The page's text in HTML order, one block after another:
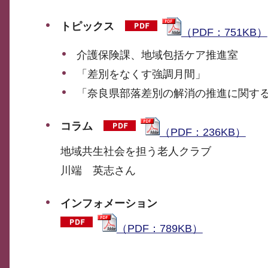
トピックス
（PDF：751KB）
介護保険課、地域包括ケア推進室
「差別をなくす強調月間」
「奈良県部落差別の解消の推進に関す
コラム
（PDF：236KB）
地域共生社会を担う老人クラブ
川端 英志さん
インフォメーション
（PDF：789KB）